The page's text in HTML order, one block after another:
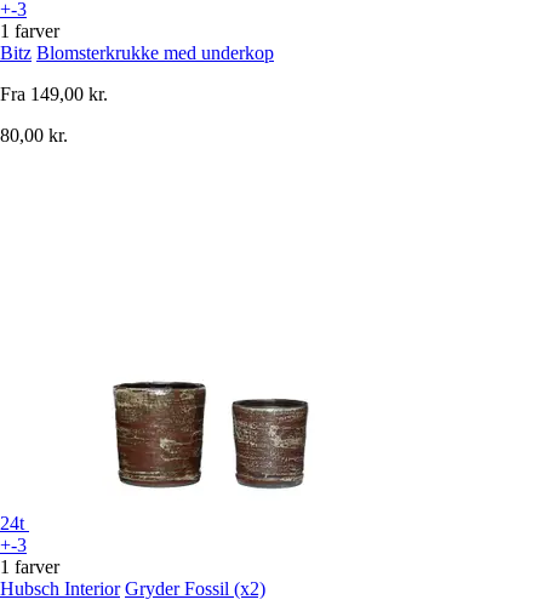
+-3
1 farver
Bitz Blomsterkrukke med underkop
Fra 149,00 kr.
80,00 kr.
24t
+-3
1 farver
Hubsch Interior Gryder Fossil (x2)